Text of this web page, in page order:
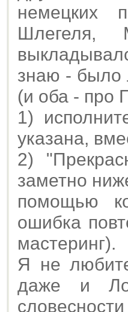
немецких
знаю - было
(и оба - про
1)
указана,
2)
заметно
помощью
ошибка
мастеринг).
Я не
даже и